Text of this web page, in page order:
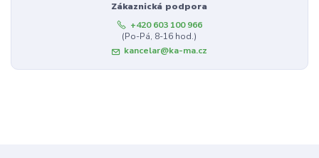
Zákaznická podpora
+420 603 100 966
(Po-Pá, 8-16 hod.)
kancelar@ka-ma.cz